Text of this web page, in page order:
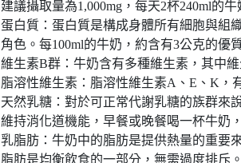
建議攝取量為1,000mg，每天2杯240ml的
蛋白質：蛋白質是構成身體所有細胞與組
角色。每100ml的牛奶，約含有3公克的優
維生素B群：牛奶含有多種維生素，其中
脂溶性維生素：脂溶性維生素A、E、K，
天然乳糖：對於可正常代謝乳糖的族群來
維持消化道機能，早餐或晚餐喝一杯牛奶
乳脂肪：牛奶中的脂肪是提供熱量的重要
脂肪是均衡飲食的一部分，無需過度排斥